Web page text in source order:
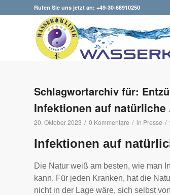
Rufen Sie uns jetzt an: +49-30-68910250
Schlagwortarchiv für:
Infektionen auf natürliche
20. Oktober 2023 / 0 Kommentare / in Presse /
Infektionen auf
Die Natur weiß am besten, wie man
kann. Für jeden Kranken, hat die
nicht in der Lage wäre, sich selbst